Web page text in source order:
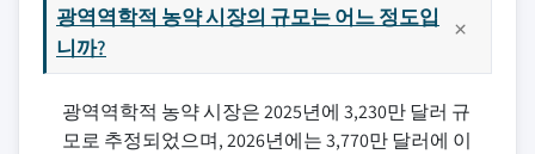
광역역학적 농약 시장의 규모는 어느 정도입
니까?
광역역학적 농약 시장은 2025년에 3,230만 달러 규
모로 추정되었으며, 2026년에는 3,770만 달러에 이